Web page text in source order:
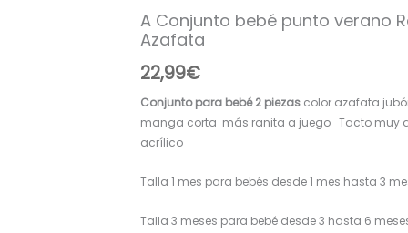
A Conjunto bebé punto verano
Azafata
22,99€
Conjunto para bebé 2 piezas color azafata
manga corta más ranita a juego Tacto muy
acrílico
Talla 1 mes para bebés desde 1 mes hasta 3
Talla 3 meses para bebé desde 3 hasta 6
R091385
Azafata